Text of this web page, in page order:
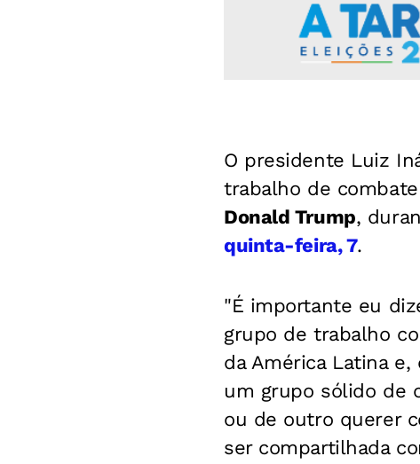
O presidente Luiz
trabalho de
Donald Trump,
quinta-feira, 7.
"É importante eu
grupo de trabalho
da América Latina
um grupo sólido de
ou de outro querer
ser compartilhada